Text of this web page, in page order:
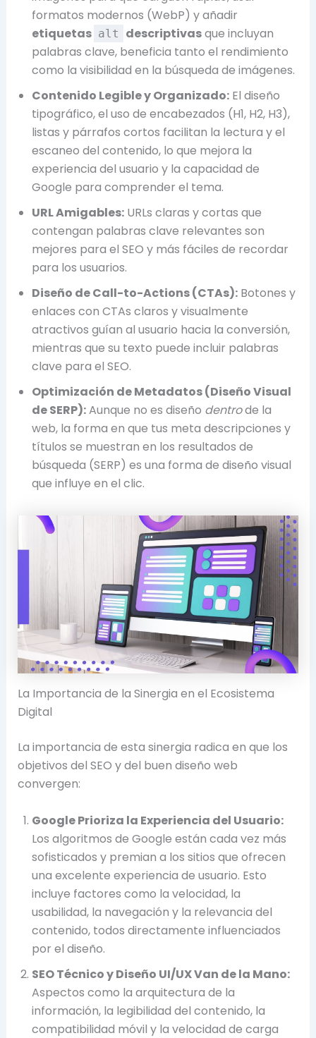
formatos modernos (WebP) y añadir
etiquetas alt descriptivasque incluyan
palabras clave, beneficia tanto el rendimiento
como la visibilidad en la búsqueda de imágenes.
Contenido Legible y Organizado:El diseño
tipográfico, el uso de encabezados (H1, H2, H3),
listas y párrafos cortos facilitan la lectura y el
escaneo del contenido, lo que mejora la
experiencia del usuario y la capacidad de
Google para comprender el tema.
URL Amigables:URLs claras y cortas que
contengan palabras clave relevantes son
mejores para el SEO y más fáciles de recordar
para los usuarios.
Diseño de Call-to-Actions (CTAs):Botones y
enlaces con CTAs claros y visualmente
atractivos guían al usuario hacia la conversión,
mientras que su texto puede incluir palabras
clave para el SEO.
Optimización de Metadatos (Diseño Visual
de SERP):Aunque no es diseño dentrode la
web, la forma en que tus meta descripciones y
títulos se muestran en los resultados de
búsqueda (SERP) es una forma de diseño visual
que influye en el clic.
La Importancia de la Sinergia en el Ecosistema
Digital
La importancia de esta sinergia radica en que los
objetivos del SEO y del buen diseño web
convergen:
Google Prioriza la Experiencia del Usuario:
Los algoritmos de Google están cada vez más
sofisticados y premian a los sitios que ofrecen
una excelente experiencia de usuario. Esto
incluye factores como la velocidad, la
usabilidad, la navegación y la relevancia del
contenido, todos directamente influenciados
por el diseño.
SEO Técnico y Diseño UI/UX Van de la Mano:
Aspectos como la arquitectura de la
información, la legibilidad del contenido, la
compatibilidad móvil y la velocidad de carga